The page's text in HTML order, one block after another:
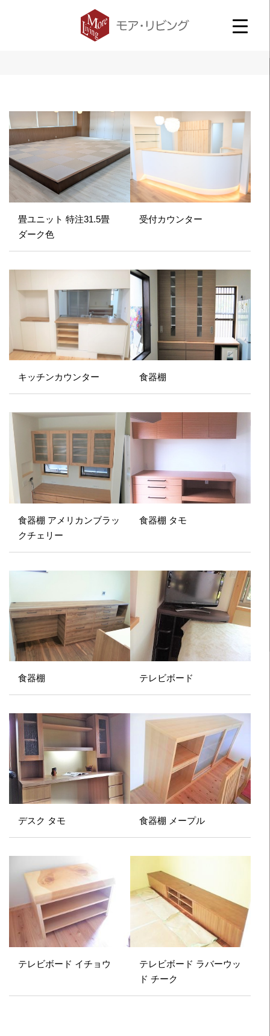
畳ユニット 特注31.5畳
ダーク色
受付カウンター
キッチンカウンター 食器棚
食器棚 アメリカンブラッ
クチェリー
食器棚 タモ
食器棚 テレビボード
デスク タモ 食器棚 メープル
テレビボード イチョウ
テレビボード ラバーウッ
ド チーク